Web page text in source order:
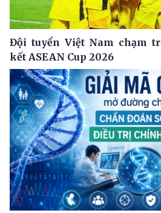
Đội tuyển Việt Nam chạm
kết ASEAN Cup 2026